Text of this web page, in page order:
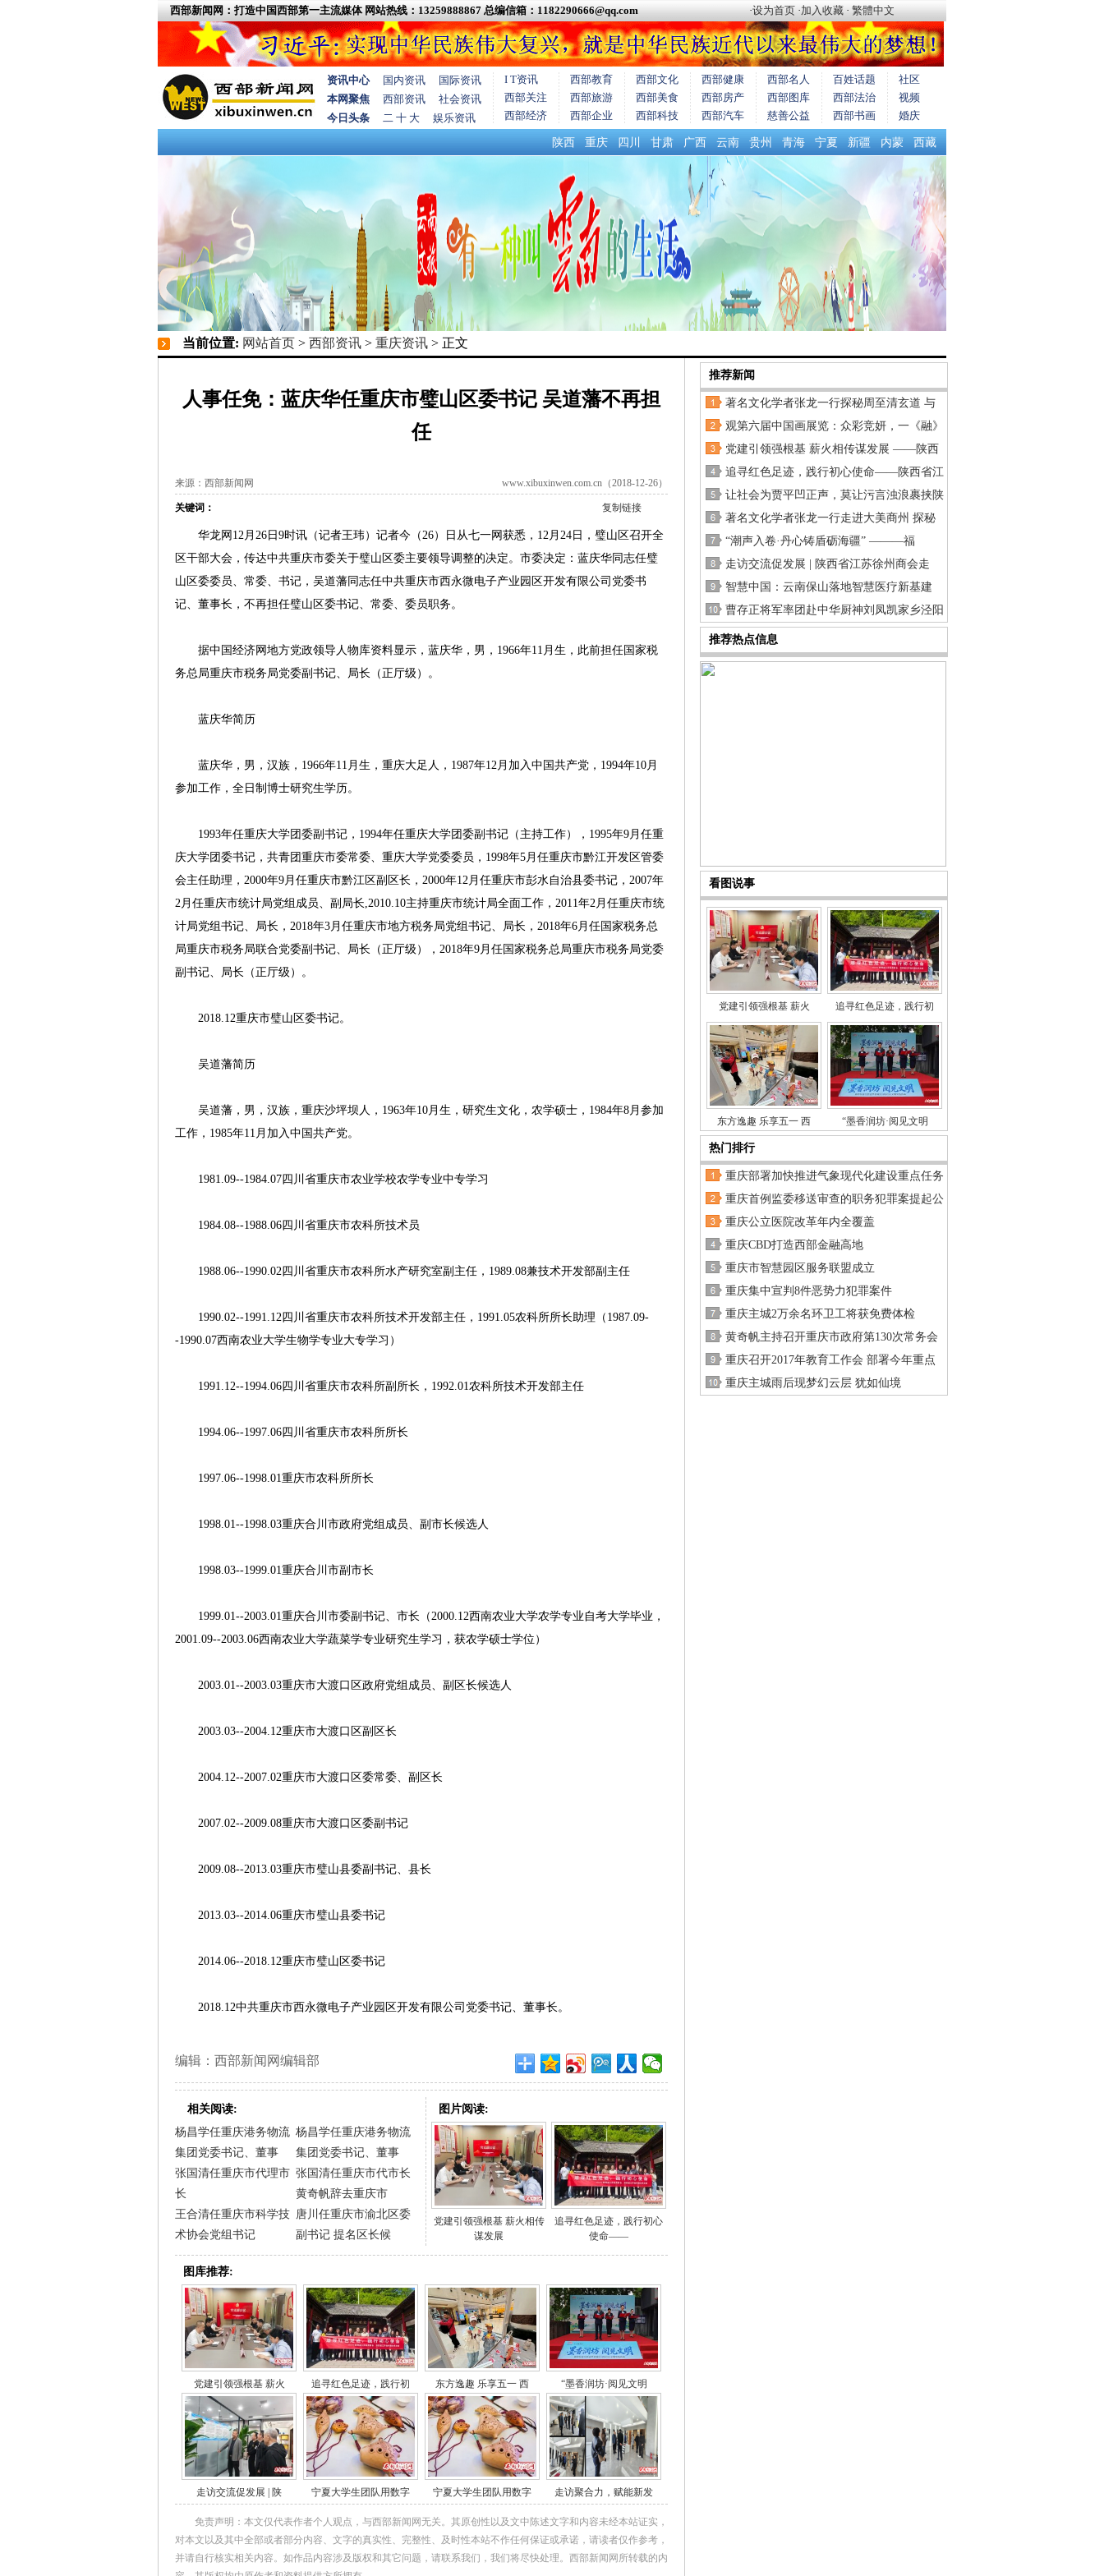
西部新闻网：打造中国西部第一主流媒体 网站热线：13259888867 总编信箱：1182290666@qq.com ·设为首页 ·加入收藏 · 繁體中文
资讯中心 国内资讯
国际资讯
本网聚焦
西部资讯
社会资讯
今日头条
二 十 大 娱乐资讯
I T资讯
西部关注
西部经济
西部教育
西部旅游
西部企业
西部文化
西部美食
西部科技
西部健康
西部房产
西部汽车
西部名人
西部图库
慈善公益
百姓话题
西部法治
西部书画
社区
视频
婚庆
陕西 重庆 四川 甘肃 广西 云南 贵州 青海 宁夏 新疆 内蒙 西藏
当前位置: 网站首页 > 西部资讯 > 重庆资讯 > 正文
人事任免：蓝庆华任重庆市璧山区委书记 吴道藩不再担
任
www.xibuxinwen.com.cn（2018-12-26）
来源：西部新闻网
复制链接
关键词：
华龙网12月26日9时讯（记者王玮）记者今（26）日从七一网获悉，12月24日，璧山区召开全
区干部大会，传达中共重庆市委关于璧山区委主要领导调整的决定。市委决定：蓝庆华同志任璧
山区委委员、常委、书记，吴道藩同志任中共重庆市西永微电子产业园区开发有限公司党委书
记、董事长，不再担任璧山区委书记、常委、委员职务。
据中国经济网地方党政领导人物库资料显示，蓝庆华，男，1966年11月生，此前担任国家税
务总局重庆市税务局党委副书记、局长（正厅级）。
蓝庆华简历
蓝庆华，男，汉族，1966年11月生，重庆大足人，1987年12月加入中国共产党，1994年10月
参加工作，全日制博士研究生学历。
1993年任重庆大学团委副书记，1994年任重庆大学团委副书记（主持工作），1995年9月任重
庆大学团委书记，共青团重庆市委常委、重庆大学党委委员，1998年5月任重庆市黔江开发区管委
会主任助理，2000年9月任重庆市黔江区副区长，2000年12月任重庆市彭水自治县委书记，2007年
2月任重庆市统计局党组成员、副局长,2010.10主持重庆市统计局全面工作，2011年2月任重庆市统
计局党组书记、局长，2018年3月任重庆市地方税务局党组书记、局长，2018年6月任国家税务总
局重庆市税务局联合党委副书记、局长（正厅级），2018年9月任国家税务总局重庆市税务局党委
副书记、局长（正厅级）。
2018.12重庆市璧山区委书记。
吴道藩简历
吴道藩，男，汉族，重庆沙坪坝人，1963年10月生，研究生文化，农学硕士，1984年8月参加
工作，1985年11月加入中国共产党。
1981.09--1984.07四川省重庆市农业学校农学专业中专学习
1984.08--1988.06四川省重庆市农科所技术员
1988.06--1990.02四川省重庆市农科所水产研究室副主任，1989.08兼技术开发部副主任
1990.02--1991.12四川省重庆市农科所技术开发部主任，1991.05农科所所长助理（1987.09-
-1990.07西南农业大学生物学专业大专学习）
1991.12--1994.06四川省重庆市农科所副所长，1992.01农科所技术开发部主任
1994.06--1997.06四川省重庆市农科所所长
1997.06--1998.01重庆市农科所所长
1998.01--1998.03重庆合川市政府党组成员、副市长候选人
1998.03--1999.01重庆合川市副市长
1999.01--2003.01重庆合川市委副书记、市长（2000.12西南农业大学农学专业自考大学毕业，
2001.09--2003.06西南农业大学蔬菜学专业研究生学习，获农学硕士学位）
2003.01--2003.03重庆市大渡口区政府党组成员、副区长候选人
2003.03--2004.12重庆市大渡口区副区长
2004.12--2007.02重庆市大渡口区委常委、副区长
2007.02--2009.08重庆市大渡口区委副书记
2009.08--2013.03重庆市璧山县委副书记、县长
2013.03--2014.06重庆市璧山县委书记
2014.06--2018.12重庆市璧山区委书记
2018.12中共重庆市西永微电子产业园区开发有限公司党委书记、董事长。
编辑：西部新闻网编辑部
相关阅读:
杨昌学任重庆港务物流
集团党委书记、董事
杨昌学任重庆港务物流
集团党委书记、董事
张国清任重庆市代理市
长
张国清任重庆市代市长
黄奇帆辞去重庆市
王合清任重庆市科学技
术协会党组书记
唐川任重庆市渝北区委
副书记 提名区长候
图片阅读:
党建引领强根基 薪火相传
谋发展
追寻红色足迹，践行初心
使命——
图库推荐:
党建引领强根基 薪火 追寻红色足迹，践行初 东方逸趣 乐享五一 西 “墨香润坊·阅见文明
走访交流促发展 | 陕 宁夏大学生团队用数字 宁夏大学生团队用数字 走访聚合力，赋能新发
免责声明：本文仅代表作者个人观点，与西部新闻网无关。其原创性以及文中陈述文字和内容未经本站证实，
对本文以及其中全部或者部分内容、文字的真实性、完整性、及时性本站不作任何保证或承诺，请读者仅作参考，
并请自行核实相关内容。如作品内容涉及版权和其它问题，请联系我们，我们将尽快处理。西部新闻网所转载的内
推荐新闻
著名文化学者张龙一行探秘周至清玄道 与
观第六届中国画展览：众彩竞妍，一《融》
党建引领强根基 薪火相传谋发展 ——陕西
追寻红色足迹，践行初心使命——陕西省江
让社会为贾平凹正声，莫让污言浊浪裹挟陕
著名文化学者张龙一行走进大美商州 探秘
“潮声入卷·丹心铸盾砺海疆” ———福
走访交流促发展 | 陕西省江苏徐州商会走
智慧中国：云南保山落地智慧医疗新基建
曹存正将军率团赴中华厨神刘凤凯家乡泾阳
推荐热点信息
看图说事
党建引领强根基 薪火 追寻红色足迹，践行初
东方逸趣 乐享五一 西 “墨香润坊·阅见文明
热门排行
重庆部署加快推进气象现代化建设重点任务
重庆首例监委移送审查的职务犯罪案提起公
重庆公立医院改革年内全覆盖
重庆CBD打造西部金融高地
重庆市智慧园区服务联盟成立
重庆集中宣判8件恶势力犯罪案件
重庆主城2万余名环卫工将获免费体检
黄奇帆主持召开重庆市政府第130次常务会
重庆召开2017年教育工作会 部署今年重点
重庆主城雨后现梦幻云层 犹如仙境